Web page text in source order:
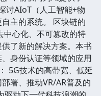
讨AIoT（人工智能+物
主的系统。 区块链的
中心化、不可篡改的特
了新的解决方案。本书
身份认证等领域的应用
5G技术的高带宽、低延
署、推动VR/AR普及的